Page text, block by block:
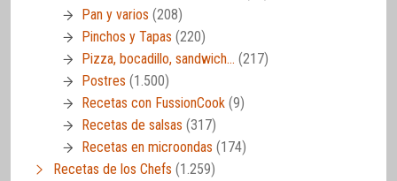
Pan y varios (208)
Pinchos y Tapas (220)
Pizza, bocadillo, sandwich… (217)
Postres (1.500)
Recetas con FussionCook (9)
Recetas de salsas (317)
Recetas en microondas (174)
Recetas de los Chefs (1.259)